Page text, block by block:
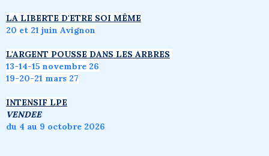
LA LIBERTE D'ETRE SOI MÊME
20 et 21 juin Avignon
L'ARGENT POUSSE DANS LES ARBRES
13-14-15 novembre 26
19-20-21 mars 27
INTENSIF LPE
VENDEE
du 4 au 9 octobre 2026